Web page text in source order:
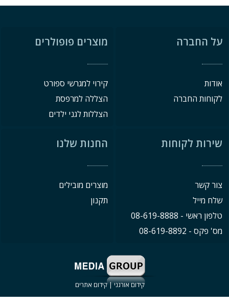
על החברה
אודות
לקוחות החברה
מוצרים פופולרים
קירוי למגרשי ספורט
הצללה למרפסת
הצללות לגני ילדים
שירות לקוחות
צור קשר
שלח מייל
טלפון ראשי - 08-619-8888
מס' פקס - 08-619-8892
החנות שלנו
מוצרים מובילים
תקנון
קידום אורגני|קידום אתרים